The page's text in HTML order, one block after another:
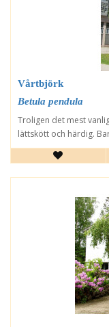
Vårtbjörk
Betula pendula
Troligen det mest
lättskött och härdig.